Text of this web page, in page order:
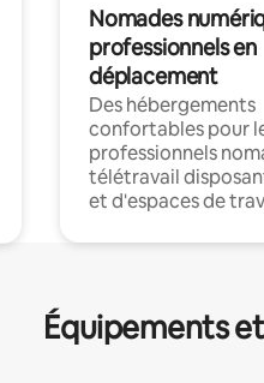
Nomades
professionnels en
déplacement
Des hébergements
confortables pour
professionnels
télétravail
et d'espaces de
Équipements